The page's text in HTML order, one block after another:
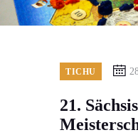
TICHU
21.